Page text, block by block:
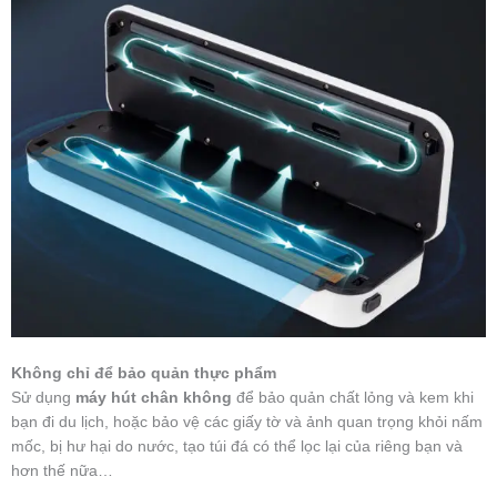
Không chỉ để bảo quản thực phẩm
Sử dụng máy hút chân không để bảo quản chất lỏng và kem khi
bạn đi du lịch, hoặc bảo vệ các giấy tờ và ảnh quan trọng khỏi nấm
mốc, bị hư hại do nước, tạo túi đá có thể lọc lại của riêng bạn và
hơn thế nữa…